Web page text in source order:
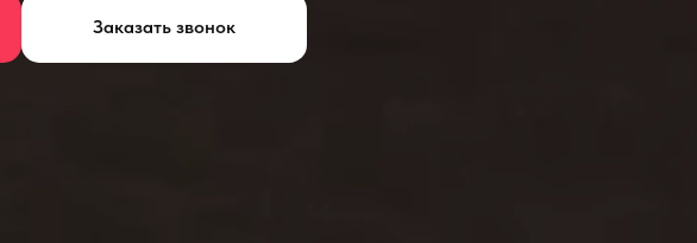
Заказать звонок